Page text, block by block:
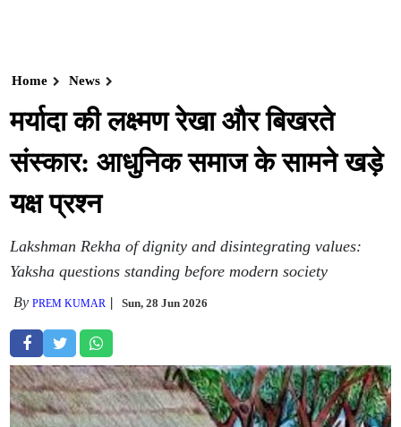
Home News
मर्यादा की लक्ष्मण रेखा और बिखरते
संस्कार: आधुनिक समाज के सामने खड़े
यक्ष प्रश्न
Lakshman Rekha of dignity and disintegrating values:
Yaksha questions standing before modern society
ByPREM KUMAR Sun, 28 Jun 2026